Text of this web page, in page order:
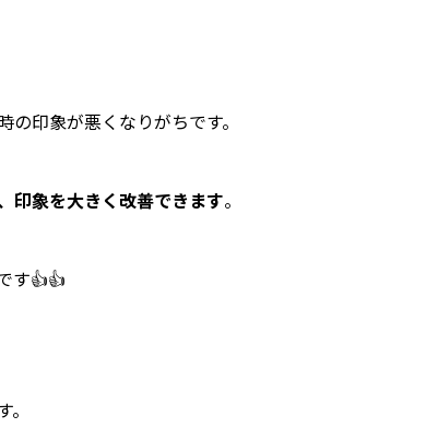
印象が悪くなりがちです。
印象を大きく改善できます。
す👍👍